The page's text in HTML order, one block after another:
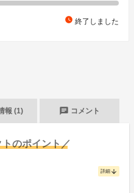
watch_later 終了しました
報 (1) chat コメント
のポイント／
詳細 arrow_downward